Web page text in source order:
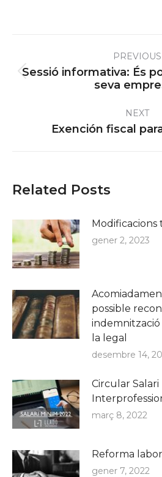
navigationPREVIOUS
post:
Sessió informativa: És
seva
NEXT
Next
Exención fiscal
Related Posts
Modificacions
gener 2, 2023
possible
la legal
desembre 14,
Circular
març 8, 2022
Reforma
gener 7, 2022